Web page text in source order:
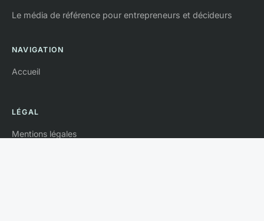
Le média de référence pour entrepreneurs et décideurs
NAVIGATION
Accueil
LÉGAL
Mentions légales